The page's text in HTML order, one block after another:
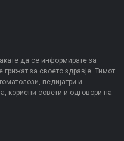
да се информирате за
за своето здравје. Тимот
педијатри и
корисни совети и одговори на